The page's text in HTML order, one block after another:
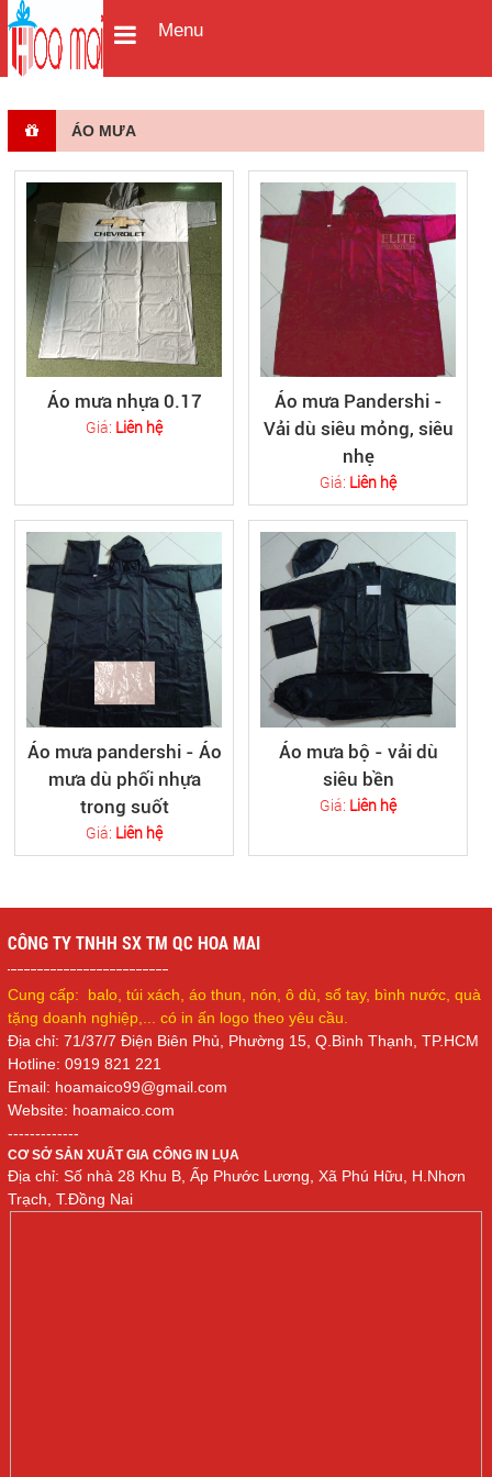
Menu
ÁO MƯA
Áo mưa nhựa 0.17
Giá: Liên hệ
Áo mưa Pandershi -
Vải dù siêu mỏng, siêu
nhẹ
Giá: Liên hệ
Áo mưa pandershi - Áo
mưa dù phối nhựa
trong suốt
Giá: Liên hệ
Áo mưa bộ - vải dù
siêu bền
Giá: Liên hệ
CÔNG TY TNHH SX TM QC HOA MAI
Cung cấp: balo, túi xách, áo thun, nón, ô dù, sổ tay, bình nước, quà
tặng doanh nghiệp,... có in ấn logo theo yêu cầu.
Địa chỉ: 71/37/7 Điện Biên Phủ, Phường 15, Q.Bình Thạnh, TP.HCM
Hotline: 0919 821 221
Email: hoamaico99@gmail.com
Website: hoamaico.com
-------------
CƠ SỞ SẢN XUẤT GIA CÔNG IN LỤA
Địa chỉ: Số nhà 28 Khu B, Ấp Phước Lương, Xã Phú Hữu, H.Nhơn
Trạch, T.Đồng Nai